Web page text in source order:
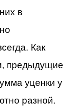
в
Как
предыдущие
уценки у
разной.